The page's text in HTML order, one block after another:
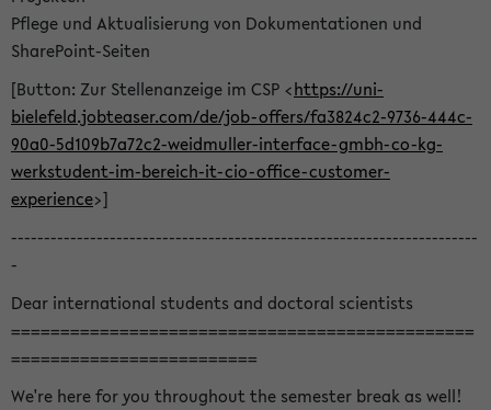
Pflege und Aktualisierung von Dokumentationen und
SharePoint-Seiten
[Button: Zur Stellenanzeige im CSP <https://uni-
bielefeld.jobteaser.com/de/job-offers/fa3824c2-9736-444c-
90a0-5d109b7a72c2-weidmuller-interface-gmbh-co-kg-
werkstudent-im-bereich-it-cio-office-customer-
experience>]
-----------------------------------------------------------------------
-
Dear international students and doctoral scientists
===============================================
=========================
We're here for you throughout the semester break as well!